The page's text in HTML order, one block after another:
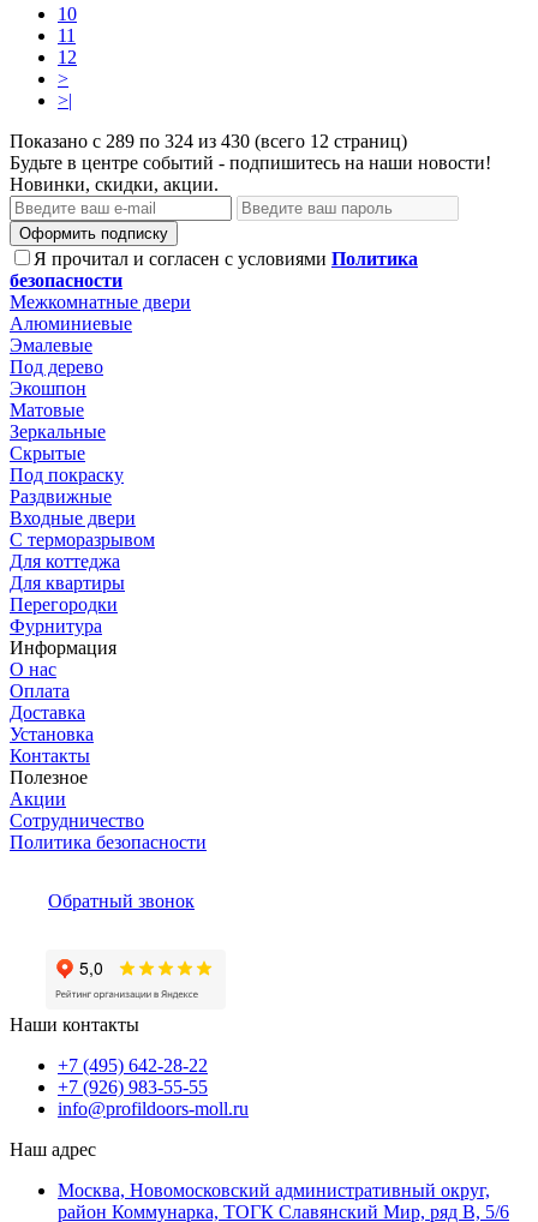
10
11
12
>
>|
Показано с 289 по 324 из 430 (всего 12 страниц)
Будьте в центре событий - подпишитесь на наши новости!
Новинки, скидки, акции.
Оформить подписку
Я прочитал и согласен с условиями Политика
безопасности
Межкомнатные двери
Алюминиевые
Эмалевые
Под дерево
Экошпон
Матовые
Зеркальные
Скрытые
Под покраску
Раздвижные
Входные двери
С терморазрывом
Для коттеджа
Для квартиры
Перегородки
Фурнитура
Информация
О нас
Оплата
Доставка
Установка
Контакты
Полезное
Акции
Сотрудничество
Политика безопасности
Обратный звонок
Наши контакты
+7 (495) 642-28-22
+7 (926) 983-55-55
info@profildoors-moll.ru
Наш адрес
Москва, Новомосковский административный округ,
район Коммунарка, ТОГК Славянский Мир, ряд В, 5/6